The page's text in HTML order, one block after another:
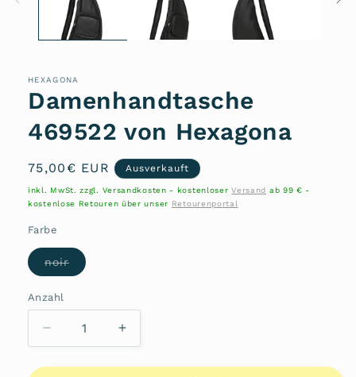
HEXAGONA
Damenhandtasche
469522 von Hexagona
Normaler
Preis
75,00€ EUR Ausverkauft
inkl. MwSt. zzgl. Versandkosten - kostenloserVersand ab 99 € -
kostenlose Retouren über unser Retourenportal
Farbe
noirVariante
ausverkauft
Anzahl
Anzahl
Verringere
die
Menge
Erhöhe
die
Menge